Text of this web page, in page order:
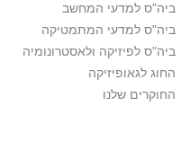
ביה"ס למדעי המחשב
ביה"ס למדעי המתמטיקה
ביה"ס לפיזיקה ולאסטרונומיה
החוג לגאופיזיקה
החוקרים שלנו